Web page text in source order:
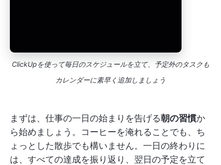
ClickUpを使って毎日のスケジュールを立て、予定外のタスクも
カレンダーに素早く追加しましょう
まずは、仕事の一日の始まりを告げる朝の習慣か
ら始めましょう。コーヒーを淹れることでも、ち
ょっとした散歩でも構いません。一日の終わりに
は、すべての達成を振り返り、翌日の予定を立て